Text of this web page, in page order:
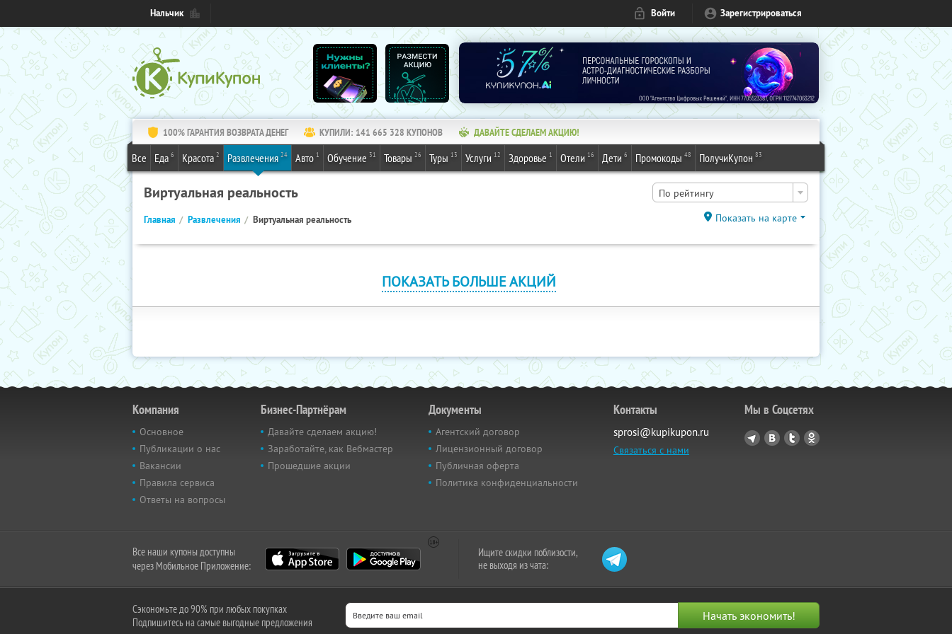
Нальчик Войти Зарегистрироваться
100% ГАРАНТИЯ ВОЗВРАТА ДЕНЕГ КУПИЛИ: 141 665 328 КУПОНОВ ДАВАЙТЕ СДЕЛАЕМ АКЦИЮ!
Все Еда 6 Красота 2 Развлечения 24 Авто 1 Обучение 31 Товары 26 Туры 13 Услуги 12 Здоровье 1 Отели 16 Дети 6 Промокоды 48 ПолучиКупон 83
Виртуальная реальность По рейтингу
Главная Развлечения Виртуальная реальность Показать на карте
ПОКАЗАТЬ БОЛЬШЕ АКЦИЙ
Компания
Основное
Публикации о нас
Вакансии
Правила сервиса
Ответы на вопросы
Бизнес-Партнёрам
Давайте сделаем акцию!
Заработайте, как Вебмастер
Прошедшие акции
Документы
Агентский договор
Лицензионный договор
Публичная оферта
Политика конфиденциальности
Контакты
sprosi@kupikupon.ru
Связаться с нами
Мы в Соцсетях
Все наши купоны доступны
через Мобильное Приложение:
Ищите скидки поблизости,
не выходя из чата:
Сэкономьте до 90% при любых покупках
Подпишитесь на самые выгодные предложения